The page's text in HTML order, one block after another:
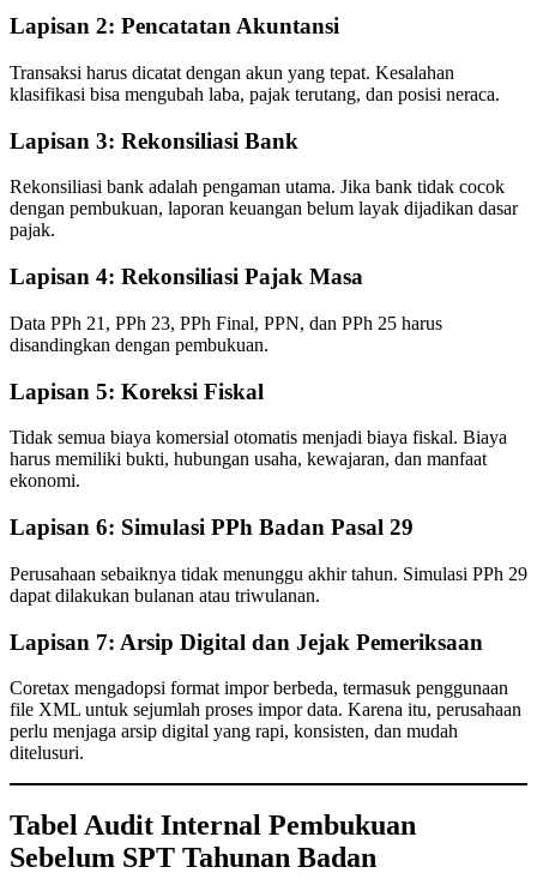
Lapisan 2: Pencatatan Akuntansi
Transaksi harus dicatat dengan akun yang tepat. Kesalahan
klasifikasi bisa mengubah laba, pajak terutang, dan posisi neraca.
Lapisan 3: Rekonsiliasi Bank
Rekonsiliasi bank adalah pengaman utama. Jika bank tidak cocok
dengan pembukuan, laporan keuangan belum layak dijadikan dasar
pajak.
Lapisan 4: Rekonsiliasi Pajak Masa
Data PPh 21, PPh 23, PPh Final, PPN, dan PPh 25 harus
disandingkan dengan pembukuan.
Lapisan 5: Koreksi Fiskal
Tidak semua biaya komersial otomatis menjadi biaya fiskal. Biaya
harus memiliki bukti, hubungan usaha, kewajaran, dan manfaat
ekonomi.
Lapisan 6: Simulasi PPh Badan Pasal 29
Perusahaan sebaiknya tidak menunggu akhir tahun. Simulasi PPh 29
dapat dilakukan bulanan atau triwulanan.
Lapisan 7: Arsip Digital dan Jejak Pemeriksaan
Coretax mengadopsi format impor berbeda, termasuk penggunaan
file XML untuk sejumlah proses impor data. Karena itu, perusahaan
perlu menjaga arsip digital yang rapi, konsisten, dan mudah
ditelusuri.
Tabel Audit Internal Pembukuan
Sebelum SPT Tahunan Badan